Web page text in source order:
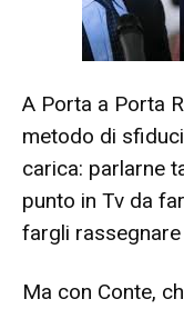
A Porta a Porta
metodo di
carica: parlarne
punto in Tv da
fargli
Ma con Conte,